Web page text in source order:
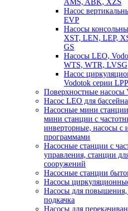
AMS, ABK, XZS
Насос
EVP
Насосы
XST, LEN, LEP,
GS
Насосы LEO,
WTS, WTR, LVSG
Насос
Vodotok серии LPP
Поверхностные
Насос LEO для
Насосные мини
мини станции с
инверторные, насосы с
программами
Насосные станции с
управления, станции
сооружений
Насосные станции
Насосы
Насосы для повышения,
подкачка
Насосы для